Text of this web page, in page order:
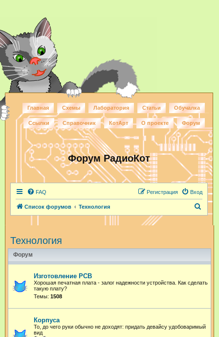
Главная Схемы Лаборатория Статьи Обучалка
Ссылки Справочник КотАрт О проекте Форум
Форум РадиоКот
FAQ Вход
Регистрация
Список форумов Технология
Технология
Форум
Изготовление PCB
Хорошая печатная плата - залог надежности устройства. Как сделать
такую плату?
Темы: 1508
Корпуса
То, до чего руки обычно не доходят: придать девайсу удобоваримый
вид